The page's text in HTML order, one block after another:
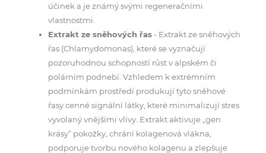
účinek a je známý svými regeneračními
vlastnostmi.
Extrakt ze sněhových řas- Extrakt ze sněhových
řas (Chlamydomonas), které se vyznačují
pozoruhodnou schopností růst v alpském či
polárním podnebí. Vzhledem k extrémním
podmínkám prostředí produkují tyto sněhové
řasy cenné signální látky, které minimalizují stres
vyvolaný vnějšími vlivy. Extrakt aktivuje „gen
krásy“ pokožky, chrání kolagenová vlákna,
podporuje tvorbu nového kolagenu a zlepšuje